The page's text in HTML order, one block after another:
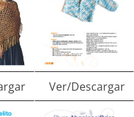
Ver/Descargar